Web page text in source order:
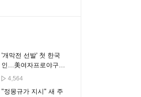
'개막전 선발' 첫 한국
인…美여자프로야구
역사 쓴 김라경
4,564
"정몽규가 지시" 새 주